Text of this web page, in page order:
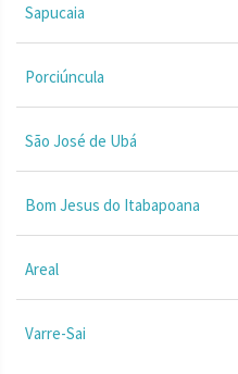
Sapucaia
Porciúncula
São José de Ubá
Bom Jesus do Itabapoana
Areal
Varre-Sai